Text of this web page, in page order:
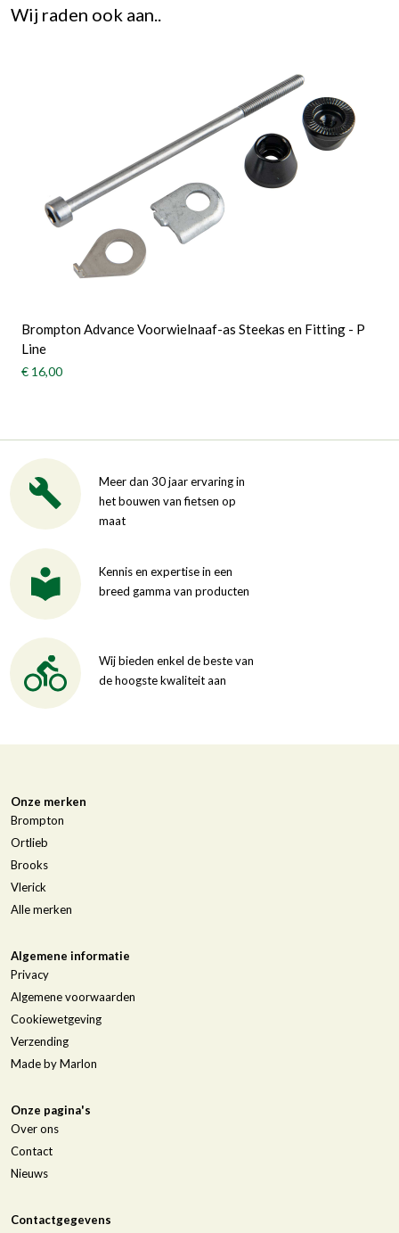
Wij raden ook aan..
Brompton Advance Voorwielnaaf-as Steekas en Fitting - P
Line
€ 16,00
Meer dan 30 jaar ervaring in
het bouwen van fietsen op
maat
Kennis en expertise in een
breed gamma van producten
Wij bieden enkel de beste van
de hoogste kwaliteit aan
Onze merken
Brompton
Ortlieb
Brooks
Vlerick
Alle merken
Algemene informatie
Privacy
Algemene voorwaarden
Cookiewetgeving
Verzending
Made by Marlon
Onze pagina's
Over ons
Contact
Nieuws
Contactgegevens